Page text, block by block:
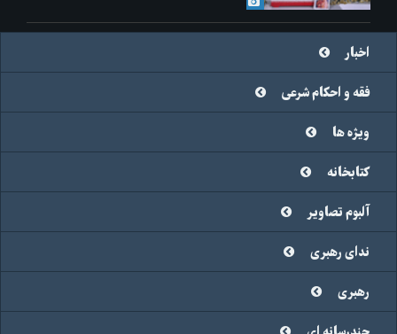
اخبار
فقه و احکام شرعی
ویژه ها
کتابخانه
آلبوم تصاویر
ندای رهبری
رهبری